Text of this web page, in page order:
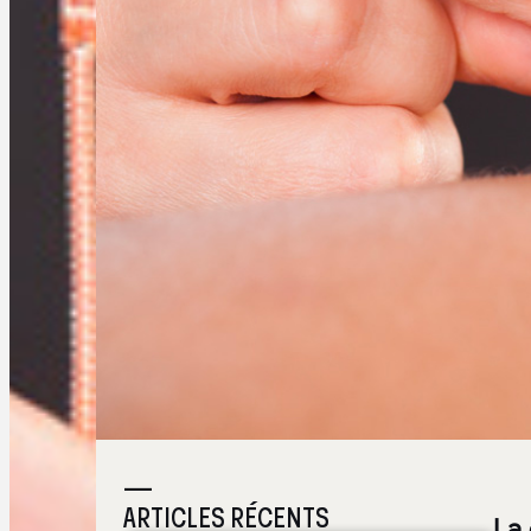
—
ARTICLES RÉCENTS